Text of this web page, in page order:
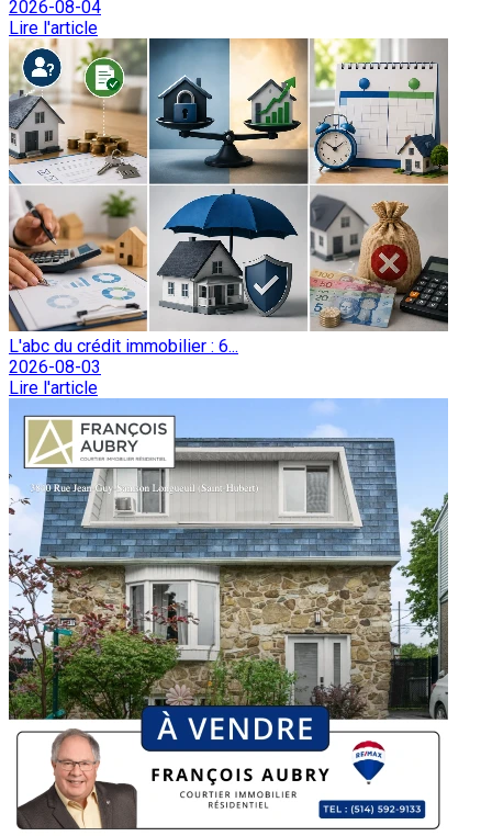
2026-08-04
Lire l'article
L'abc du crédit immobilier : 6...
2026-08-03
Lire l'article